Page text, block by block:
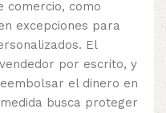
comercio, como
excepciones para
El
por escrito, y
el dinero en
busca proteger